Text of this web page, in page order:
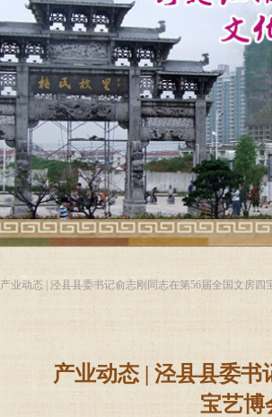
产业动态 | 泾县县委
宝艺博
产业动态 | 泾县县委书记俞志刚同志在第56届全国文房四